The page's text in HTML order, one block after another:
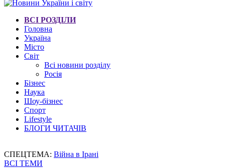
ВСІ РОЗДІЛИ
Головна
Україна
Місто
Світ
Всі новини розділу
Росія
Бізнес
Наука
Шоу-бізнес
Спорт
Lifestyle
БЛОГИ ЧИТАЧІВ
СПЕЦТЕМА: Війна в Ірані
ВСІ ТЕМИ